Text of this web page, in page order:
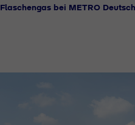
Flaschengas bei METRO